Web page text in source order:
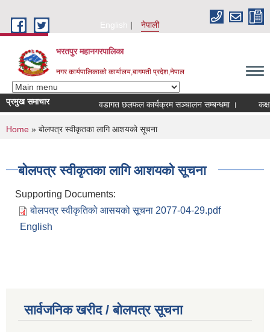
English
नेपाली
भरतपुर महानगरपालिका
नगर कार्यपालिकाको कार्यालय,बागमती प्रदेश,नेपाल
प्रमुख समाचार वडागत छलफल कार्यक्रम सञ्चालन सम्बन्धमा । कक्षा
You are here
Home » बोलपत्र स्वीकृतका लागि आशयको सूचना
बोलपत्र स्वीकृतका लागि आशयको सूचना
Supporting Documents:
बोलपत्र स्वीकृतिको आसयको सूचना 2077-04-29.pdf
English
सार्वजनिक खरीद / बोलपत्र सूचना